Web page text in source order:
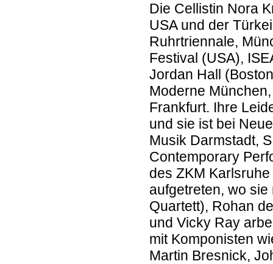
Die Cellistin Nora
USA und der
Ruhrtriennale,
Festival (USA),
Jordan Hall
Moderne
Frankfurt. Ihre
und sie ist bei
Musik Darmstadt,
Contemporary
des ZKM
aufgetreten, wo
Quartett), Rohan
und Vicky Ray
mit Komponisten
Martin Bresnick,